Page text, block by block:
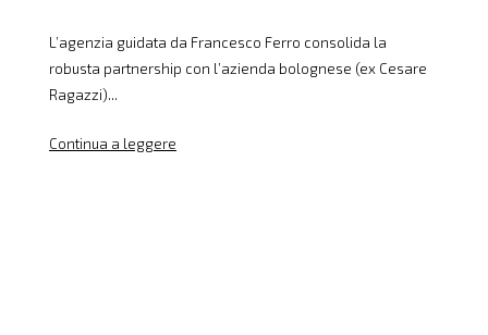
L’agenzia guidata da Francesco Ferro consolida la
robusta partnership con l’azienda bolognese (ex Cesare
Ragazzi)...
Continua a leggere